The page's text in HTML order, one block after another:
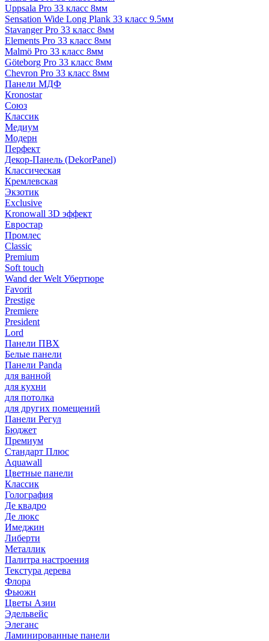
Uppsala Pro 33 класс 8мм
Sensation Wide Long Plank 33 класс 9.5мм
Stavanger Pro 33 класс 8мм
Elements Pro 33 класс 8мм
Malmö Pro 33 класс 8мм
Göteborg Pro 33 класс 8мм
Chevron Pro 33 класс 8мм
Панели МДФ
Кronostar
Союз
Классик
Медиум
Модерн
Перфект
Декор-Панель (DekorPanel)
Классическая
Кремлевская
Экзотик
Exclusive
Kronowall 3D эффект
Евростар
Промлес
Classic
Premium
Soft touch
Wand der Welt Убертюре
Favorit
Prestige
Premiere
President
Lord
Панели ПВХ
Белые панели
Панели Panda
для ванной
для кухни
для потолка
для других помещений
Панели Регул
Бюджет
Премиум
Стандарт Плюс
Aquawall
Цветные панели
Классик
Голография
Де квадро
Де люкс
Имеджин
Либерти
Металлик
Палитра настроения
Текстура дерева
Флора
Фьюжн
Цветы Азии
Эдельвейс
Элеганс
Ламинированные панели